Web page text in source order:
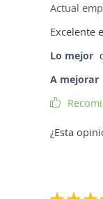
Actual
Excelente
Lo mejor
A mejorar
¿Esta